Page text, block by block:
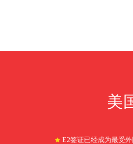
美
E2签证已经成为最受